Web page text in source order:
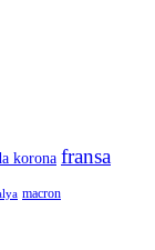
korona fransa
macron